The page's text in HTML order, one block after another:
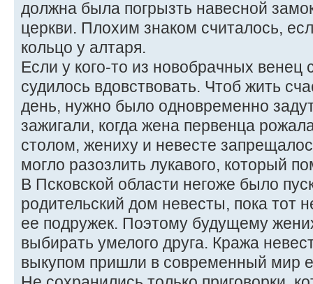
должна была погрызть навесной
церкви. Плохим знаком считалось,
кольцо у алтаря.
Если у кого-то из новобрачных венец
судилось вдовствовать. Чтоб жить
день, нужно было одновременно
зажигали, когда жена первенца
столом, жениху и невесте
могло разозлить лукавого, который
В Псковской области негоже было
родительский дом невесты, пока тот
ее подружек. Поэтому будущему
выбирать умелого друга. Кража
выкупом пришли в современный мир